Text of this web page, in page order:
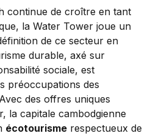
continue de croître en tant
la Water Tower joue un
de ce secteur en
durable, axé sur
sociale, est
préoccupations des
des offres uniques
la capitale cambodgienne
écotourisme respectueux de